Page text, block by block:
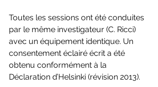
Toutes les sessions ont été conduites
par le même investigateur (C. Ricci)
avec un équipement identique. Un
consentement éclairé écrit a été
obtenu conformément à la
Déclaration d’Helsinki (révision 2013).